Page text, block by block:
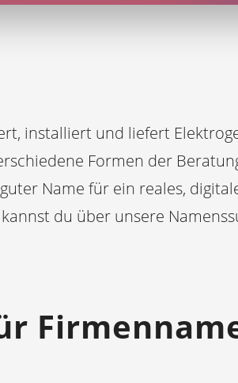
installiert und liefert
Formen der
Name für ein reales,
du über unsere